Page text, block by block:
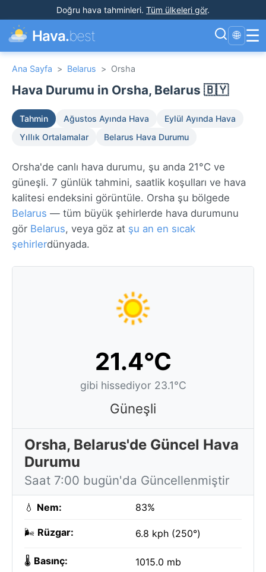
Doğru hava tahminleri. Tüm ülkeleri gör.
Hava.best 🌐 ☰
Ana Sayfa > Belarus > Orsha
Hava Durumu in Orsha, Belarus 🇧🇾
Tahmin Ağustos Ayında Hava
Eylül Ayında Hava
Yıllık Ortalamalar
Belarus Hava Durumu
Orsha'de canlı hava durumu, şu anda 21°C ve
güneşli. 7 günlük tahmini, saatlik koşulları ve hava
kalitesi endeksini görüntüle. Orsha şu bölgede
Belarus — tüm büyük şehirlerde hava durumunu
gör Belarus, veya göz at şu an en sıcak
şehirlerdünyada.
21.4°C
gibi hissediyor 23.1°C
Güneşli
Orsha, Belarus'de Güncel Hava
Durumu
Saat 7:00 bugün'da Güncellenmiştir
💧 Nem: 83%
🌬️ Rüzgar: 6.8 kph (250°)
🌡️ Basınç: 1015.0 mb